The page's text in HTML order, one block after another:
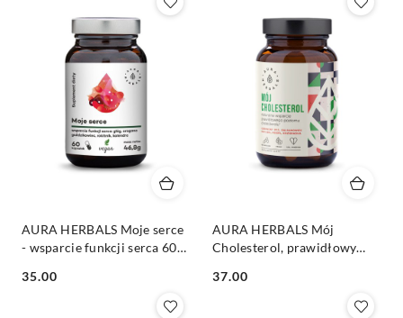
AURA HERBALS Moje serce
- wsparcie funkcji serca 60
Cena:
35.00
AURA HERBALS Mój
Cholesterol, prawidłowy
Cena:
37.00